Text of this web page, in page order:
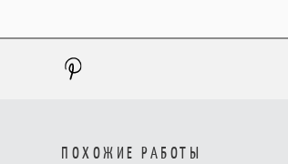
ПОХОЖИЕ РАБОТЫ